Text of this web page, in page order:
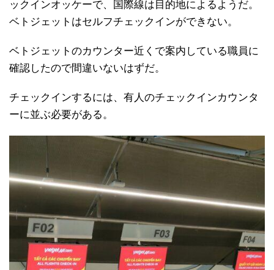
ックインオッケーで、国際線は目的地によるようだ。
ベトジェットはセルフチェックインができない。
ベトジェットのカウンター近くで案内している職員に
確認したので間違いないはずだ。
チェックインするには、有人のチェックインカウンタ
ーに並ぶ必要がある。